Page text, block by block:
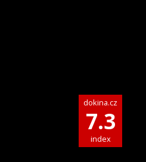
dokina.cz
7.3
index